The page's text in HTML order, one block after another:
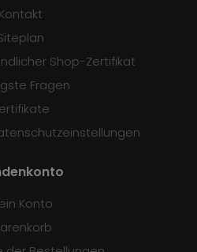
Kontakt
Shop-Zertifikat
Fragen
Konto